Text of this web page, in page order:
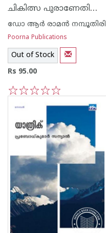
ചികിത്സ പുരാണേതിഹാസങ്ങളില്‍
ഡോ ആര്‍ രാമ‌ന്‍ നമ്പൂതിരി
Poorna Publications
Out of Stock
Rs 95.00